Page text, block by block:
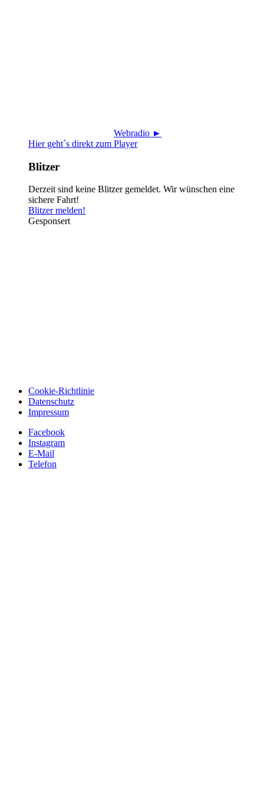
Webradio ►
Hier geht´s direkt zum Player
Blitzer
Derzeit sind keine Blitzer gemeldet. Wir wünschen eine
sichere Fahrt!
Blitzer melden!
Gesponsert
Cookie-Richtlinie
Datenschutz
Impressum
Facebook
Instagram
E-Mail
Telefon